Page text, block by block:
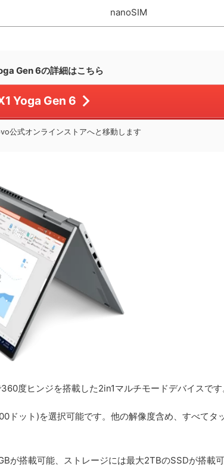
nanoSIM
Gen 6の詳細はこちら
Yoga Gen 6
公式オンラインストアへと移動します
度ヒンジを搭載した2in1マルチモードデバイスです
ット)を選択可能です。他の解像度含め、すべてタ
が搭載可能、ストレージには最大2TBのSSDが搭載